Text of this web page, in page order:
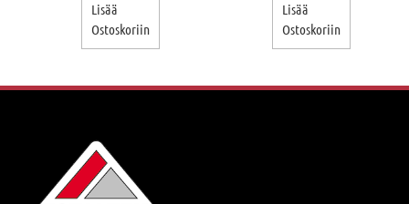
Lisää
Ostoskoriin
Lisää
Ostoskoriin